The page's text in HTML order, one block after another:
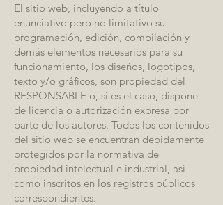
El sitio web, incluyendo a título
enunciativo pero no limitativo su
programación, edición, compilación y
demás elementos necesarios para su
funcionamiento, los diseños, logotipos,
texto y/o gráficos, son propiedad del
RESPONSABLE o, si es el caso, dispone
de licencia o autorización expresa por
parte de los autores. Todos los contenidos
del sitio web se encuentran debidamente
protegidos por la normativa de
propiedad intelectual e industrial, así
como inscritos en los registros públicos
correspondientes.